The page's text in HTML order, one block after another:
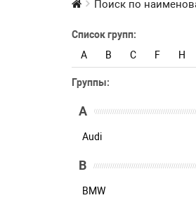
Поиск по
Список групп:
A
B C F H
Группы:
A
Audi
B
BMW